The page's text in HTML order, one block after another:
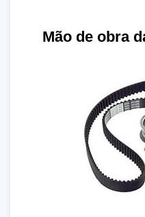
Mão de obra